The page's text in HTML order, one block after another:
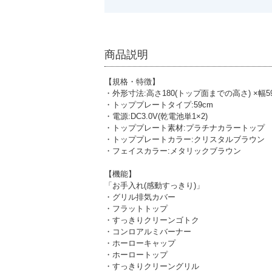
商品説明
【規格・特徴】
・外形寸法:高さ180(トップ面までの高さ) ×幅
・トッププレートタイプ:59cm
・電源:DC3.0V(乾電池単1×2)
・トッププレート素材:プラチナカラートップ
・トッププレートカラー:クリスタルブラウン
・フェイスカラー:メタリックブラウン
【機能】
「お手入れ(感動すっきり)」
・グリル排気カバー
・フラットトップ
・すっきりクリーンゴトク
・コンロアルミバーナー
・ホーローキャップ
・ホーロートップ
・すっきりクリーングリル